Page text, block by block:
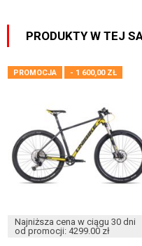
PRODUKTY W TEJ
PROMOCJA - 1 600,00 ZŁ
Najniższa cena w ciągu 30 dni
od promocji: 4299.00 zł